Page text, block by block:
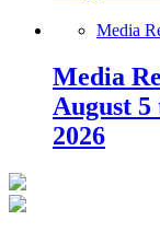
Media
Media
August 5
2026